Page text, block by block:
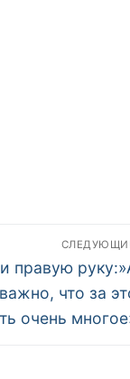
правую
что за
очень